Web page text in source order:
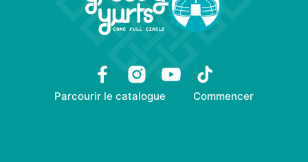
Parcourir le catalogue Commencer